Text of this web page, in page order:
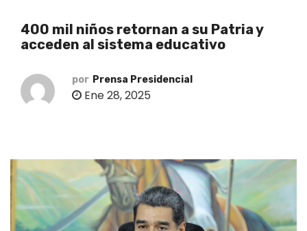
400 mil niños retornan a su Patria y
acceden al sistema educativo
por Prensa Presidencial
Ene 28, 2025